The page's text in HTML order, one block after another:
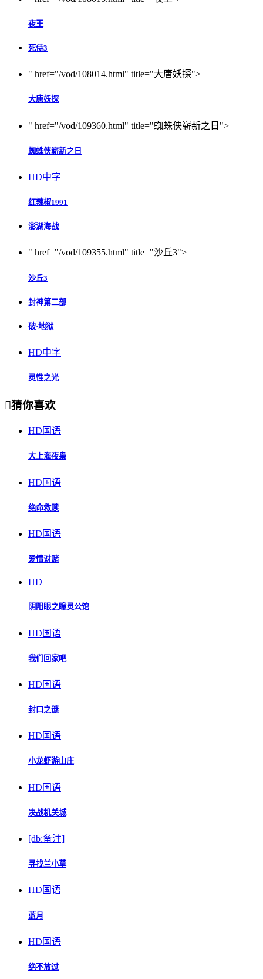
夜王
死侍3
" href="/vod/108014.html" title="大唐妖探">
大唐妖探
" href="/vod/109360.html" title="蜘蛛侠崭新之日">
蜘蛛侠崭新之日
HD中字
红辣椒1991
澎湖海战‎
" href="/vod/109355.html" title="沙丘3">
沙丘3
封神第二部
破·地狱
HD中字
灵性之光
猜你喜欢
HD国语
大上海夜枭
HD国语
绝命救赎
HD国语
爱情对赌
HD
阴阳眼之瞳灵公馆
HD国语
我们回家吧
HD国语
封口之谜
HD国语
小龙虾游山庄
HD国语
决战机关城
[db:备注]
寻找兰小草
HD国语
蓝月
HD国语
绝不放过